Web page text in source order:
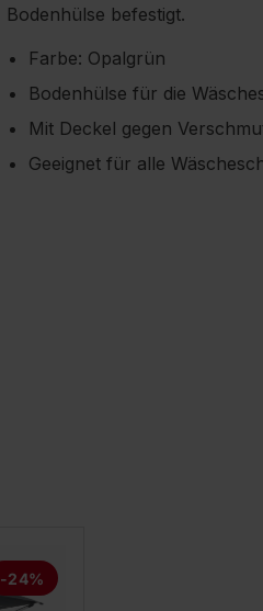
Bodenhülse befestigt.
Farbe: Opalgrün
Bodenhülse für die
Mit Deckel gegen
Geeignet für alle
-24%